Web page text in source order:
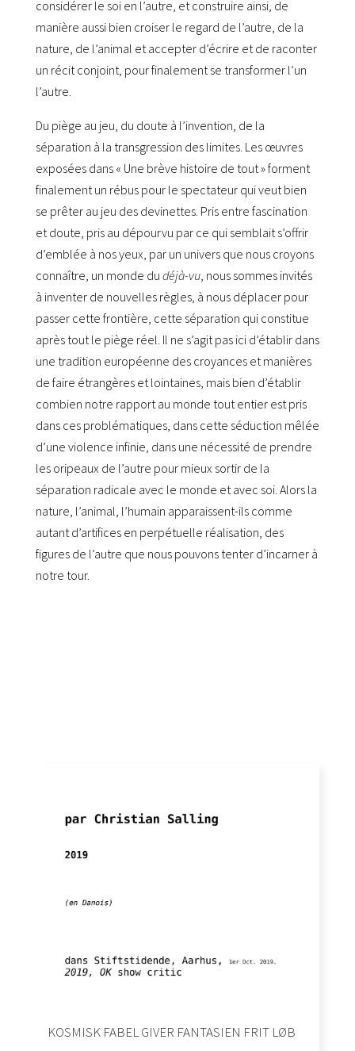
considérer le soi en l’autre, et construire ainsi, de
manière aussi bien croiser le regard de l’autre, de la
nature, de l’animal et accepter d’écrire et de raconter
un récit conjoint, pour finalement se transformer l’un
l’autre.
Du piège au jeu, du doute à l’invention, de la
séparation à la transgression des limites. Les œuvres
exposées dans « Une brève histoire de tout » forment
finalement un rébus pour le spectateur qui veut bien
se prêter au jeu des devinettes. Pris entre fascination
et doute, pris au dépourvu par ce qui semblait s’offrir
d’emblée à nos yeux, par un univers que nous croyons
connaître, un monde du déjà-vu, nous sommes invités
à inventer de nouvelles règles, à nous déplacer pour
passer cette frontière, cette séparation qui constitue
après tout le piège réel. Il ne s’agit pas ici d’établir dans
une tradition européenne des croyances et manières
de faire étrangères et lointaines, mais bien d’établir
combien notre rapport au monde tout entier est pris
dans ces problématiques, dans cette séduction mêlée
d’une violence infinie, dans une nécessité de prendre
les oripeaux de l’autre pour mieux sortir de la
séparation radicale avec le monde et avec soi. Alors la
nature, l’animal, l’humain apparaissent-ils comme
autant d’artifices en perpétuelle réalisation, des
figures de l’autre que nous pouvons tenter d’incarner à
notre tour.
KOSMISK FABEL GIVER FANTASIEN FRIT LØB